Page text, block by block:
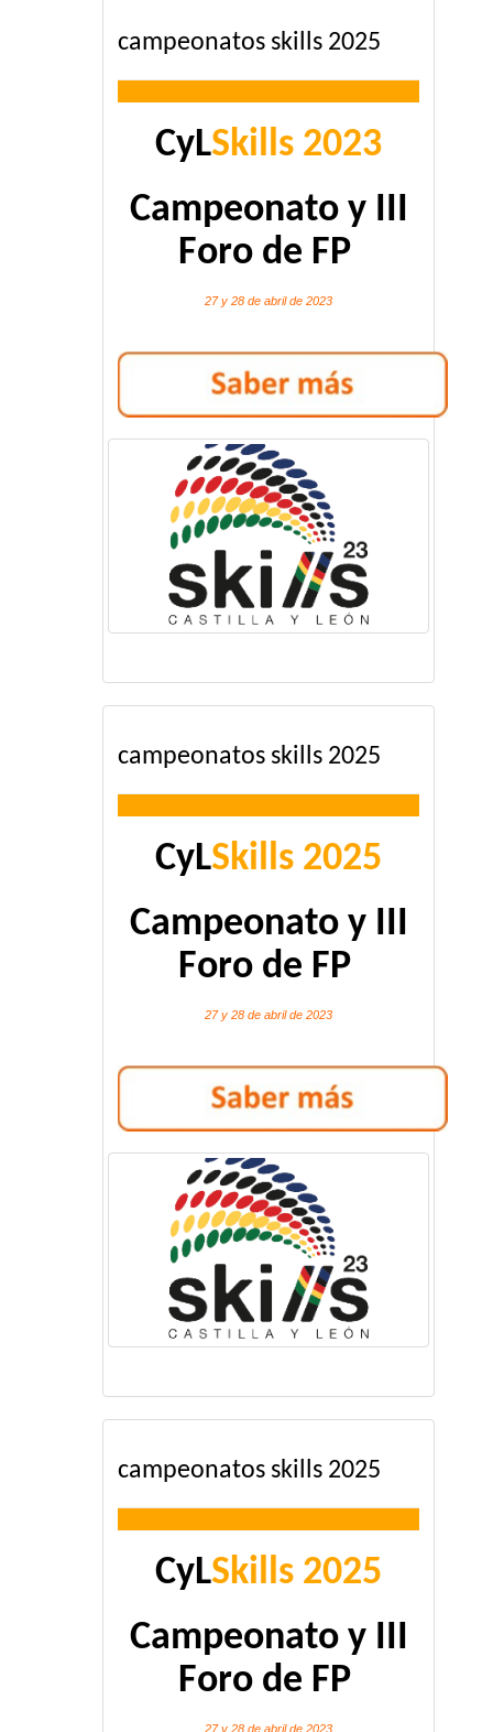
campeonatos skills 2025
CyLSkills 2023
Campeonato y III
Foro de FP
27 y 28 de abril de 2023
campeonatos skills 2025
CyLSkills 2025
Campeonato y III
Foro de FP
27 y 28 de abril de 2023
campeonatos skills 2025
CyLSkills 2025
Campeonato y III
Foro de FP
27 y 28 de abril de 2023